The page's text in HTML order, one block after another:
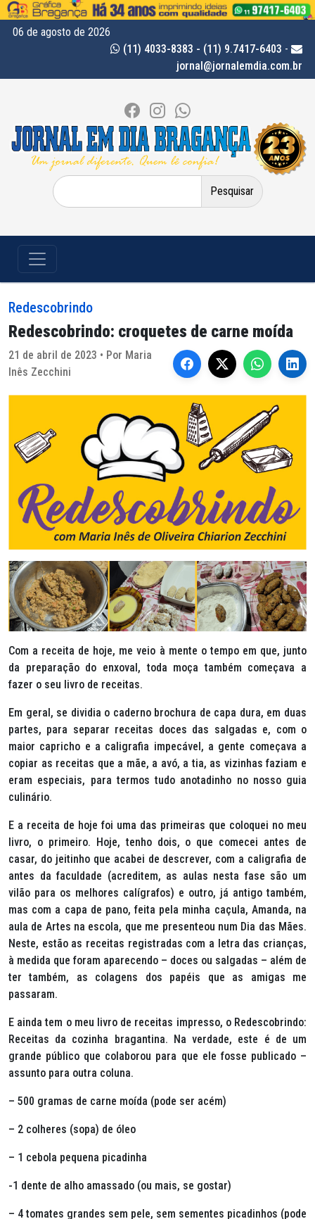
06 de agosto de 2026
(11) 4033-8383 - (11) 9.7417-6403 -
jornal@jornalemdia.com.br
Pesquisar
por:
Redescobrindo
Redescobrindo: croquetes de carne moída
21 de abril de 2023 • Por Maria
Inês Zecchini
Com a receita de hoje, me veio à mente o tempo em que, junto
da preparação do enxoval, toda moça também começava a
fazer o seu livro de receitas.
Em geral, se dividia o caderno brochura de capa dura, em duas
partes, para separar receitas doces das salgadas e, com o
maior capricho e a caligrafia impecável, a gente começava a
copiar as receitas que a mãe, a avó, a tia, as vizinhas faziam e
eram especiais, para termos tudo anotadinho no nosso guia
culinário.
E a receita de hoje foi uma das primeiras que coloquei no meu
livro, o primeiro. Hoje, tenho dois, o que comecei antes de
casar, do jeitinho que acabei de descrever, com a caligrafia de
antes da faculdade (acreditem, as aulas nesta fase são um
vilão para os melhores calígrafos) e outro, já antigo também,
mas com a capa de pano, feita pela minha caçula, Amanda, na
aula de Artes na escola, que me presenteou num Dia das Mães.
Neste, estão as receitas registradas com a letra das crianças,
à medida que foram aparecendo – doces ou salgadas – além de
ter também, as colagens dos papéis que as amigas me
passaram.
E ainda tem o meu livro de receitas impresso, o Redescobrindo:
Receitas da cozinha bragantina. Na verdade, este é de um
grande público que colaborou para que ele fosse publicado –
assunto para outra coluna.
– 500 gramas de carne moída (pode ser acém)
– 2 colheres (sopa) de óleo
– 1 cebola pequena picadinha
-1 dente de alho amassado (ou mais, se gostar)
– 4 tomates grandes sem pele, sem sementes picadinhos (pode